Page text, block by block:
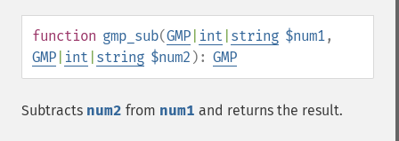
function gmp_sub(GMP int string $num1,
GMP int string $num2 ): GMP
Subtracts num2 from num1 and returns the result.